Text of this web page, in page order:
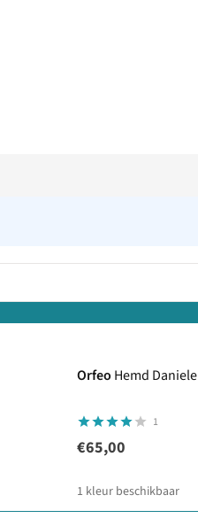
Orfeo Hemd Daniele
1
€65,00
1 kleur beschikbaar